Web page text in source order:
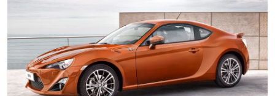
חודשים נמכרה בהנחה של 32,000 ₪ אינה נכללת במבצעי חודש יולי. כמו ה-
GT86 גם טויוטה קורולה היוצאת וטויוטה היילקס עם גיר אוטומט שנכללו במבצע
חודש יוני נגרעו ממבצע חודש יולי. להלן פירוט המבצעים לחודש יולי: